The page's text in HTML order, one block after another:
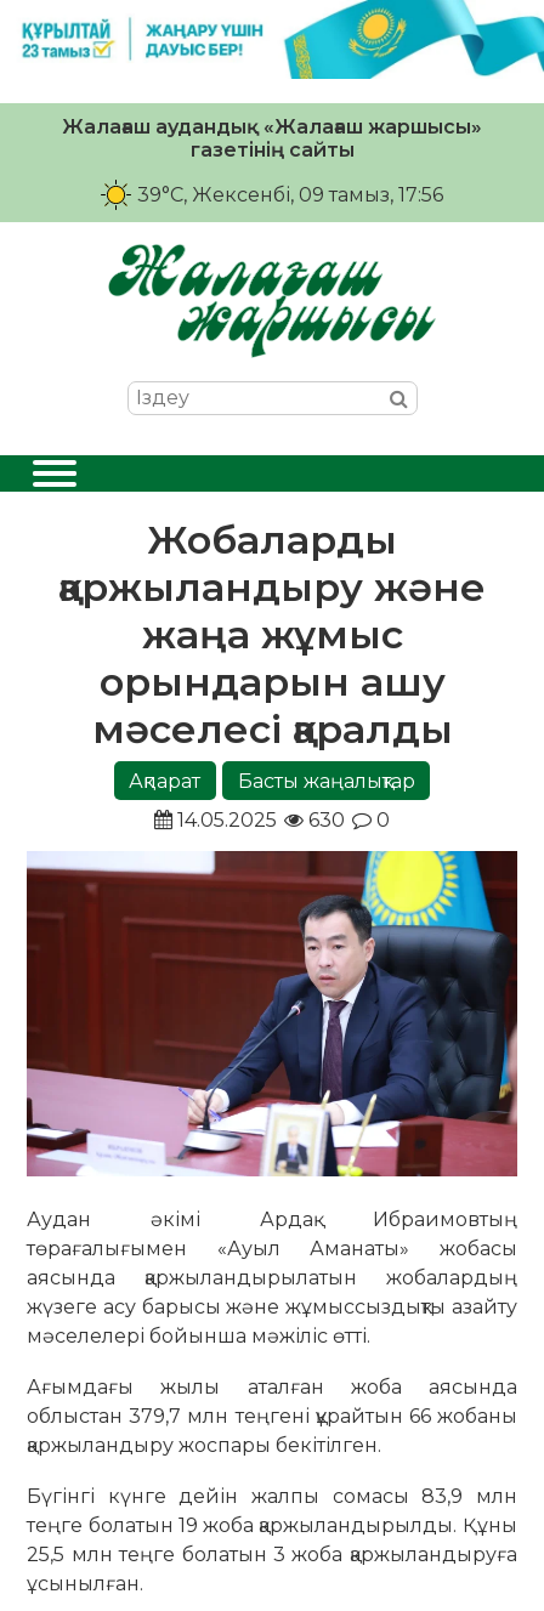
Жалағаш аудандық «Жалағаш жаршысы»
газетінің сайты
39°C, Жексенбі, 09 тамыз, 17:56
Жобаларды
қаржыландыру және
жаңа жұмыс
орындарын ашу
мәселесі қаралды
Ақпарат
Басты жаңалықтар
14.05.2025
630 0
Аудан әкімі Ардақ Ибраимовтың
төрағалығымен «Ауыл Аманаты» жобасы
аясында қаржыландырылатын жобалардың
жүзеге асу барысы және жұмыссыздықты азайту
мәселелері бойынша мәжіліс өтті.
Ағымдағы жылы аталған жоба аясында
облыстан 379,7 млн теңгені құрайтын 66 жобаны
қаржыландыру жоспары бекітілген.
Бүгінгі күнге дейін жалпы сомасы 83,9 млн
теңге болатын 19 жоба қаржыландырылды. Құны
25,5 млн теңге болатын 3 жоба қаржыландыруға
ұсынылған.